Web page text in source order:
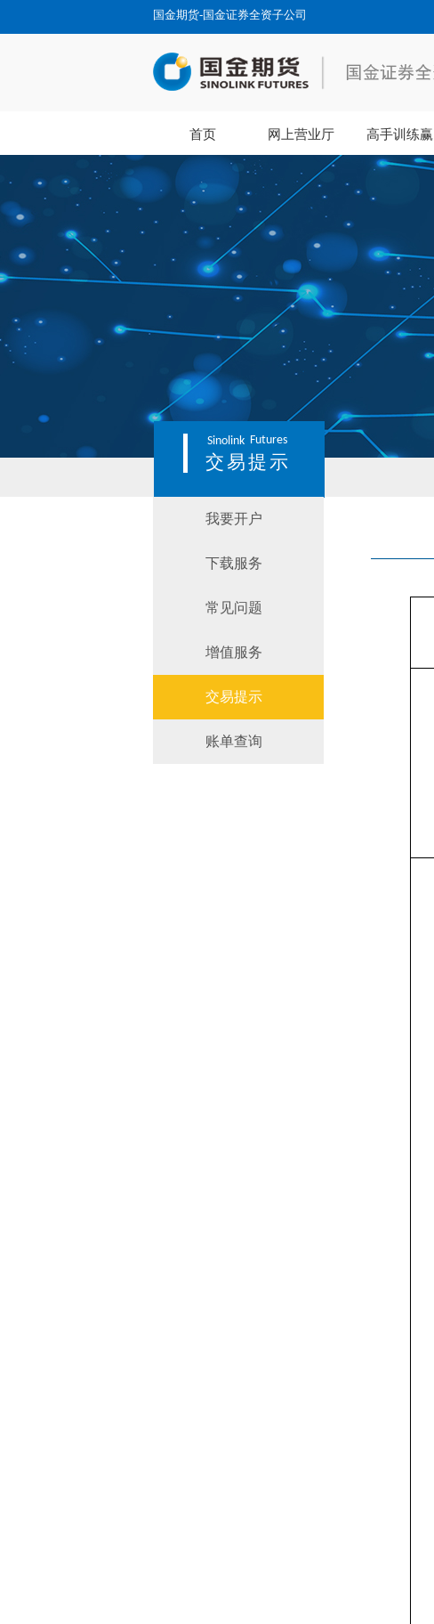
国金期货-国金证券全资子公司
首页 网上营业厅 高手训练赢
Sinolink Futures
交易提示
我要开户
下载服务
常见问题
增值服务
交易提示
账单查询